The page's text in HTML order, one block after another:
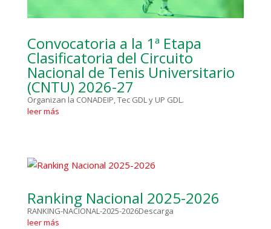
Convocatoria a la 1ª Etapa
Clasificatoria del Circuito
Nacional de Tenis Universitario
(CNTU) 2026-27
Organizan la CONADEIP, Tec GDL y UP GDL.
leer más
Ranking Nacional 2025-2026
RANKING-NACIONAL-2025-2026Descarga
leer más